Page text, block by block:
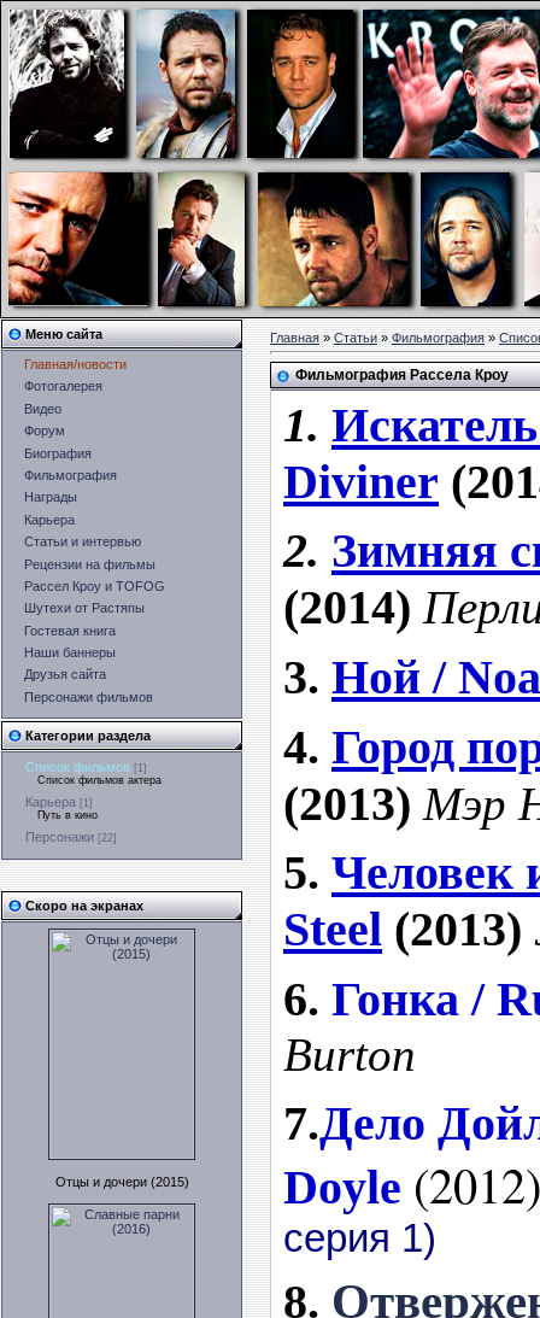
Меню сайта
Главная/новости
Фотогалерея
Видео
Форум
Биография
Фильмография
Награды
Карьера
Статьи и интервью
Рецензии на фильмы
Рассел Кроу и TOFOG
Шутехи от Растяпы
Гостевая книга
Наши баннеры
Друзья сайта
Персонажи фильмов
Категории раздела
Список фильмов [1]
Список фильмов актера
Карьера [1]
Путь в кино
Персонажи [22]
Скоро на экранах
Отцы и дочери (2015)
Главная»Статьи»Фильмография»
Фильмография Рассела Кроу
1.
Diviner
2. Зимняя
(2014)
3. Ной /
4. Город
(2013) Мэр
5. Человек
Steel (2013)
6. Гонка /
Burton
7.Дело
Doyle (2012)
серия 1)
8. Отверже